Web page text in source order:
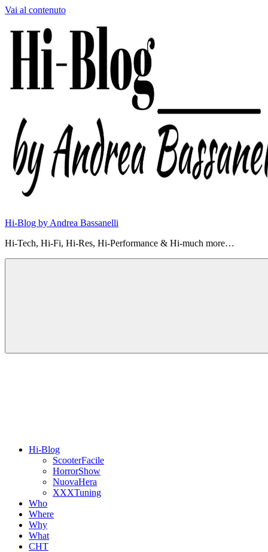
Vai al contenuto
Hi-Blog by Andrea Bassanelli
Hi-Tech, Hi-Fi, Hi-Res, Hi-Performance & Hi-much more…
Hi-Blog
ScooterFacile
HorrorShow
NuovaHera
XXXTuning
Who
Where
Why
What
CHT